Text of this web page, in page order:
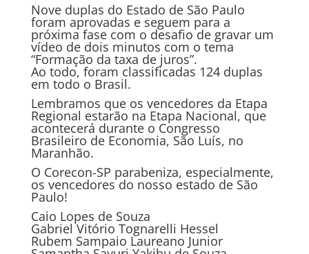
Nove duplas do Estado de São Paulo
foram aprovadas e seguem para a
próxima fase com o desafio de gravar um
vídeo de dois minutos com o tema
“Formação da taxa de juros”.
Ao todo, foram classificadas 124 duplas
em todo o Brasil.
Lembramos que os vencedores da Etapa
Regional estarão na Etapa Nacional, que
acontecerá durante o Congresso
Brasileiro de Economia, São Luís, no
Maranhão.
O Corecon-SP parabeniza, especialmente,
os vencedores do nosso estado de São
Paulo!
Caio Lopes de Souza
Gabriel Vitório Tognarelli Hessel
Rubem Sampaio Laureano Junior